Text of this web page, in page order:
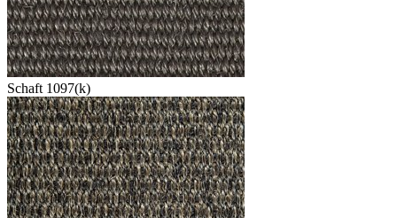
Schaft 1097(k)